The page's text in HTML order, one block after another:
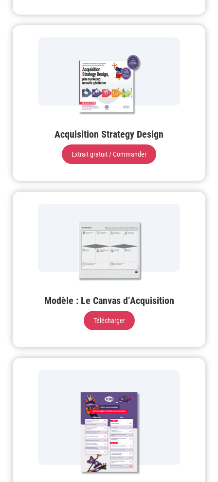
Acquisition Strategy Design
Extrait gratuit / Commander
Modèle : Le Canvas d’Acquisition
Télécharger